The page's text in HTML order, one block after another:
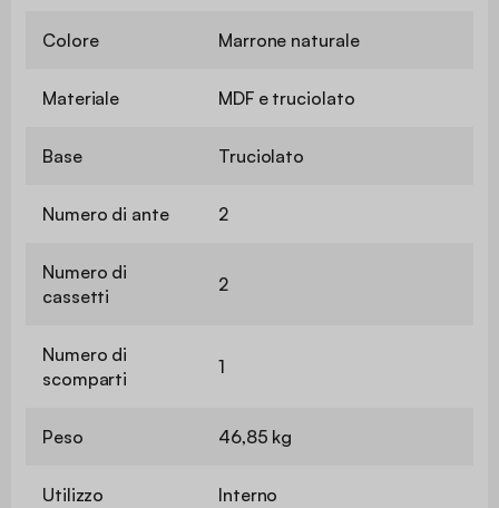
Colore Marrone naturale
Materiale MDF e truciolato
Base Truciolato
Numero di ante 2
Numero di
cassetti
2
Numero di
scomparti
1
Peso 46,85 kg
Utilizzo Interno